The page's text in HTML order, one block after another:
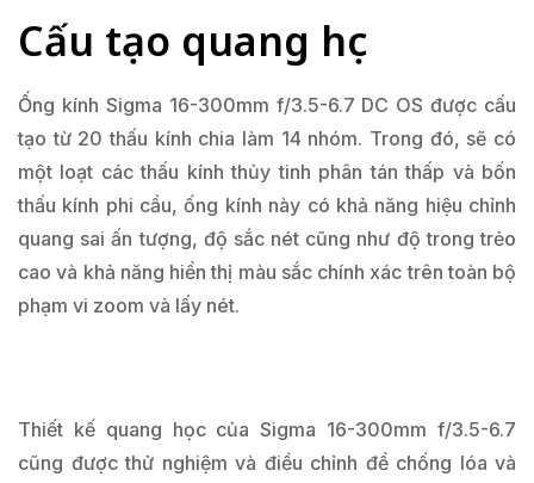
Cấu tạo quang học
Ống kính Sigma 16-300mm f/3.5-6.7 DC OS được cấu
tạo từ 20 thấu kính chia làm 14 nhóm. Trong đó, sẽ có
một loạt các thấu kính thủy tinh phân tán thấp và bốn
thấu kính phi cầu, ống kính này có khả năng hiệu chỉnh
quang sai ấn tượng, độ sắc nét cũng như độ trong trẻo
cao và khả năng hiển thị màu sắc chính xác trên toàn bộ
phạm vi zoom và lấy nét.
Thiết kế quang học của Sigma 16-300mm f/3.5-6.7
cũng được thử nghiệm và điều chỉnh để chống lóa và